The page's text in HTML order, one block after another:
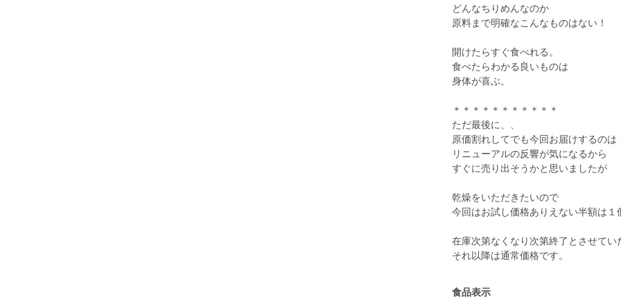
どんなちりめんなのか
原料まで明確なこんなものはない！
開けたらすぐ食べれる。
食べたらわかる良いものは
身体が喜ぶ。
＊＊＊＊＊＊＊＊＊＊＊
ただ最後に、、
原価割れしてでも今回お届けするのは
リニューアルの反響が気になるから
すぐに売り出そうかと思いましたが
乾燥をいただきたいので
今回はお試し価格ありえない半額は１
在庫次第なくなり次第終了とさせてい
食品表示